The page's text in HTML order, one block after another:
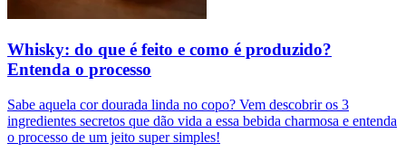
Whisky: do que é feito e como é produzido?
Entenda o processo
Sabe aquela cor dourada linda no copo? Vem descobrir os 3
ingredientes secretos que dão vida a essa bebida charmosa e entenda
o processo de um jeito super simples!